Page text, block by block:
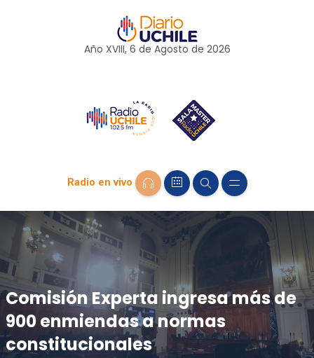
Año XVIII, 6 de Agosto de 2026
Radio en vivo
Comisión Experta ingresa más de
900 enmiendas a normas
constitucionales